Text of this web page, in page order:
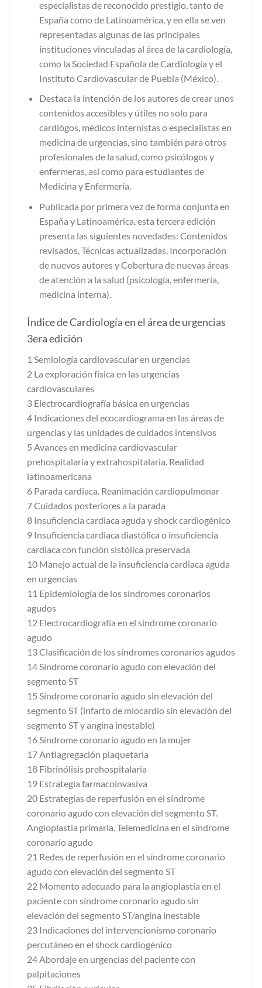
especialistas de reconocido prestigio, tanto de
España como de Latinoamérica, y en ella se ven
representadas algunas de las principales
instituciones vinculadas al área de la cardiología,
como la Sociedad Española de Cardiología y el
Instituto Cardiovascular de Puebla (México).
Destaca la intención de los autores de crear unos
contenidos accesibles y útiles no solo para
cardiógos, médicos internistas o especialistas en
medicina de urgencias, sino también para otros
profesionales de la salud, como psicólogos y
enfermeras, así como para estudiantes de
Medicina y Enfermería.
Publicada por primera vez de forma conjunta en
España y Latinoamérica, esta tercera edición
presenta las siguientes novedades: Contenidos
revisados, Técnicas actualizadas, Incorporación
de nuevos autores y Cobertura de nuevas áreas
de atención a la salud (psicología, enfermería,
medicina interna).
Índice de Cardiología en el área de urgencias
3era edición
1 Semiología cardiovascular en urgencias
2 La exploración física en las urgencias
cardiovasculares
3 Electrocardiografía básica en urgencias
4 Indicaciones del ecocardiograma en las áreas de
urgencias y las unidades de cuidados intensivos
5 Avances en medicina cardiovascular
prehospitalaria y extrahospitalaria. Realidad
latinoamericana
6 Parada cardiaca. Reanimación cardiopulmonar
7 Cuidados posteriores a la parada
8 Insuficiencia cardiaca aguda y shock cardiogénico
9 Insuficiencia cardiaca diastólica o insuficiencia
cardiaca con función sistólica preservada
10 Manejo actual de la insuficiencia cardiaca aguda
en urgencias
11 Epidemiología de los síndromes coronarios
agudos
12 Electrocardiografía en el síndrome coronario
agudo
13 Clasificación de los síndromes coronarios agudos
14 Síndrome coronario agudo con elevación del
segmento ST
15 Síndrome coronario agudo sin elevación del
segmento ST (infarto de miocardio sin elevación del
segmento ST y angina inestable)
16 Síndrome coronario agudo en la mujer
17 Antiagregación plaquetaria
18 Fibrinólisis prehospitalaria
19 Estrategia farmacoinvasiva
20 Estrategias de reperfusión en el síndrome
coronario agudo con elevación del segmento ST.
Angioplastia primaria. Telemedicina en el síndrome
coronario agudo
21 Redes de reperfusión en el síndrome coronario
agudo con elevación del segmento ST
22 Momento adecuado para la angioplastia en el
paciente con síndrome coronario agudo sin
elevación del segmento ST/angina inestable
23 Indicaciones del intervencionismo coronario
percutáneo en el shock cardiogénico
24 Abordaje en urgencias del paciente con
palpitaciones